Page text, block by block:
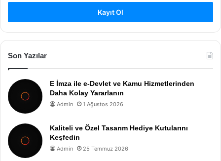
Kayıt Ol
Son Yazılar
E İmza ile e-Devlet ve Kamu Hizmetlerinden
Daha Kolay Yararlanın
Admin 1 Ağustos 2026
Kaliteli ve Özel Tasarım Hediye Kutularını
Keşfedin
Admin 25 Temmuz 2026